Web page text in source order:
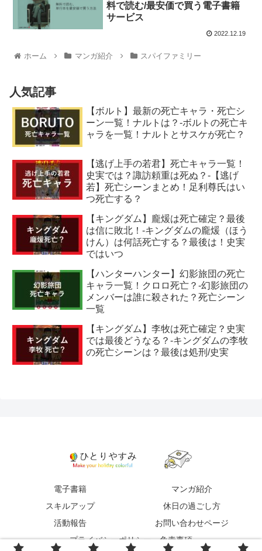
料で読む/最安価で買う電子書籍
サービス
2022.12.19
ホーム マンガ紹介 スパイファミリー
人気記事
【ボルト】最新の死亡キャラ・死亡シ
ーン一覧！ナルトは？-ボルトの死亡キ
ャラを一覧！ナルトとサスケが死亡？
【逃げ上手の若君】死亡キャラ一覧！
史実では？諏訪頼重は死ぬ？-【逃げ
若】死亡シーンまとめ！足利尊氏はい
つ死亡する？
【キングダム】龐煖は死亡確定？最後
は信に敗北！-キングダムの龐煖（ほう
けん）は何話死亡する？最後は！史実
ではいつ
【ハンターハンター】幻影旅団の死亡
キャラ一覧！クロロ死亡？-幻影旅団の
メンバーは誰に殺された？死亡シーン
一覧
【キングダム】李牧は死亡確定？史実
では最後どうなる？-キングダムの李牧
の死亡シーンは？最後は処刑/史実
電子書籍
マンガ紹介
スキルアップ
休日の過ごし方
活動報告
お問い合わせページ
プライバシーポリシー・免責事項